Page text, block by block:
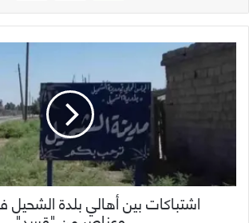
اشتباكات بين أهالي بلدة الشحيل